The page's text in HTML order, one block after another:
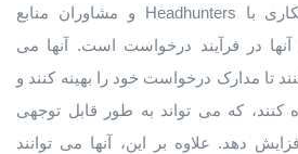
یکی دیگر از مزایای همکاری با Headhunters و مشاوران منابع
در فرآیند درخواست است. آنها می
تا مدارک درخواست خود را بهینه کنند و
کنند، که می تواند به طور قابل توجهی
دهد. علاوه بر این، آنها می توانند